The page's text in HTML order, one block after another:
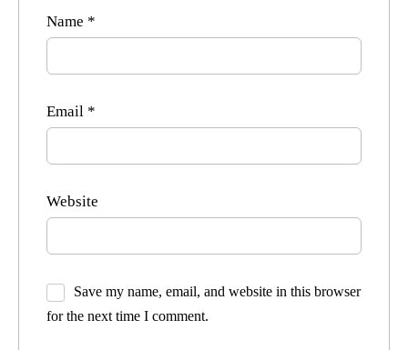
Name *
Email *
Website
Save my name, email, and website in this browser
for the next time I comment.